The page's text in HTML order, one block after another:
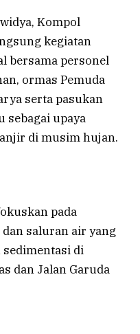
Kompol
kegiatan
bersama personel
ormas Pemuda
serta pasukan
sebagai upaya
di musim hujan.
pada
saluran air yang
di
dan Jalan Garuda